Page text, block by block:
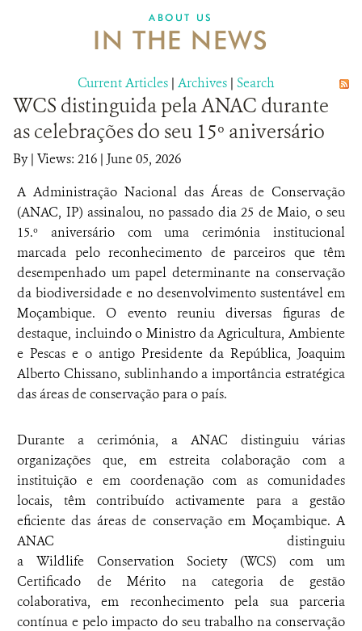
ABOUT US
IN THE NEWS
Current Articles | Archives | Search
WCS distinguida pela ANAC durante
as celebrações do seu 15º aniversário
By| Views: 216 | June 05, 2026
A Administração Nacional das Áreas de Conservação
(ANAC, IP) assinalou, no passado dia 25 de Maio, o seu
15.º aniversário com uma cerimónia institucional
marcada pelo reconhecimento de parceiros que têm
desempenhado um papel determinante na conservação
da biodiversidade e no desenvolvimento sustentável em
Moçambique. O evento reuniu diversas figuras de
destaque, incluindo o Ministro da Agricultura, Ambiente
e Pescas e o antigo Presidente da República, Joaquim
Alberto Chissano, sublinhando a importância estratégica
das áreas de conservação para o país.
Durante a cerimónia, a ANAC distinguiu várias
organizações que, em estreita colaboração com a
instituição e em coordenação com as comunidades
locais, têm contribuído activamente para a gestão
eficiente das áreas de conservação em Moçambique. A
ANAC distinguiu
a Wildlife Conservation Society (WCS) com um
Certificado de Mérito na categoria de gestão
colaborativa, em reconhecimento pela sua parceria
contínua e pelo impacto do seu trabalho na conservação